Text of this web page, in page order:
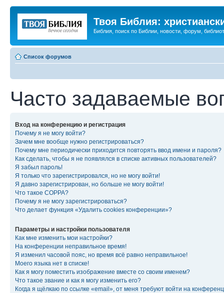
Твоя Библия:
Библия, поиск по Библии, новости, форум,
Список форумов
Часто задаваемые
Вход на конференцию и регистрация
Почему я не могу войти?
Зачем мне вообще нужно регистрироваться?
Почему мне периодически приходится повторять ввод имени и пароля?
Как сделать, чтобы я не появлялся в списке активных пользователей?
Я забыл пароль!
Я только что зарегистрировался, но не могу войти!
Я давно зарегистрирован, но больше не могу войти!
Что такое COPPA?
Почему я не могу зарегистрироваться?
Что делает функция «Удалить cookies конференции»?
Параметры и настройки пользователя
Как мне изменить мои настройки?
На конференции неправильное время!
Я изменил часовой пояс, но время всё равно неправильное!
Моего языка нет в списке!
Как я могу поместить изображение вместе со своим именем?
Что такое звание и как я могу изменить его?
Когда я щёлкаю по ссылке «email», от меня требуют войти на